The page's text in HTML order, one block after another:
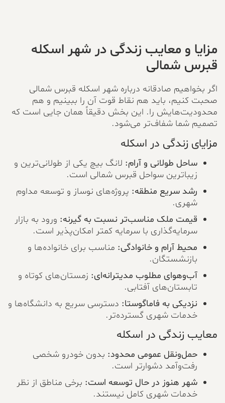
مزایا و معایب زندگی در شهر اسکله
قبرس شمالی
اگر بخواهیم صادقانه درباره شهر اسکله قبرس شمالی
صحبت کنیم، باید هم نقاط قوت آن را ببینیم و هم
محدودیت‌هایش را. این بخش دقیقاً همان جایی است که
تصمیم شما شفاف‌تر می‌شود.
مزایای زندگی در اسکله
ساحل طولانی و آرام:لانگ بیچ یکی از طولانی‌ترین و
زیباترین سواحل قبرس شمالی است.
رشد سریع منطقه:پروژه‌های نوساز و توسعه مداوم
شهری.
قیمت ملک مناسب‌تر نسبت به گیرنه:ورود به بازار
سرمایه‌گذاری با سرمایه کمتر امکان‌پذیر است.
محیط آرام و خانوادگی:مناسب برای خانواده‌ها و
بازنشستگان.
آب‌وهوای مطلوب مدیترانه‌ای:زمستان‌های کوتاه و
تابستان‌های آفتابی.
نزدیکی به فاماگوستا:دسترسی سریع به دانشگاه‌ها و
خدمات شهری گسترده‌تر.
معایب زندگی در اسکله
حمل‌ونقل عمومی محدود:بدون خودرو شخصی
رفت‌وآمد دشوارتر است.
شهر هنوز در حال توسعه است:برخی مناطق از نظر
خدمات شهری کامل نیستند.